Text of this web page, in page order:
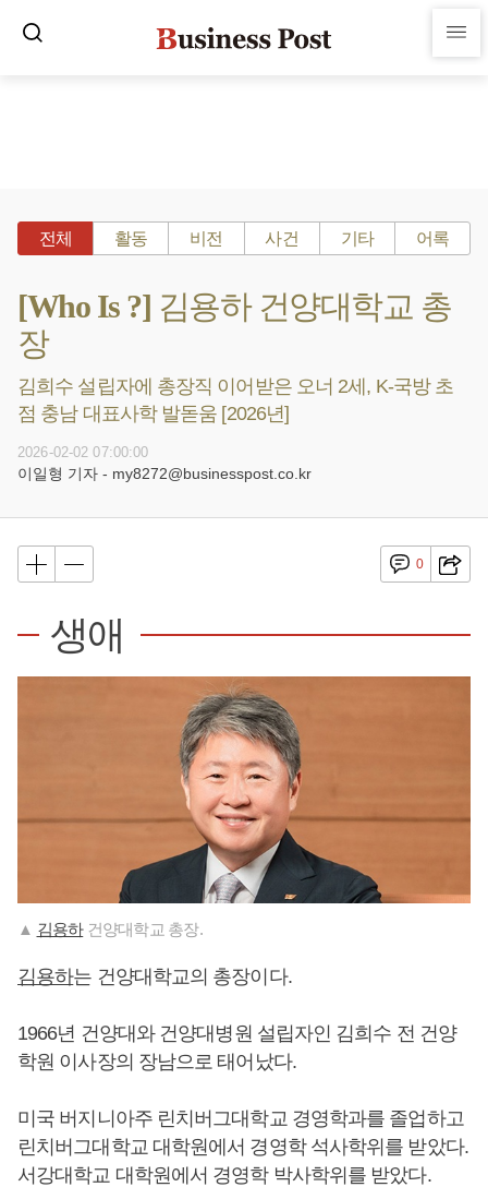
전체 활동 비전 사건 기타 어록
[Who Is ?] 김용하 건양대학교 총
장
김희수 설립자에 총장직 이어받은 오너 2세, K-국방 초
점 충남 대표사학 발돋움 [2026년]
2026-02-02 07:00:00
이일형 기자 - my8272@businesspost.co.kr
0
생애
▲ 김용하건양대학교 총장.
김용하는 건양대학교의 총장이다.
1966년 건양대와 건양대병원 설립자인 김희수 전 건양
학원 이사장의 장남으로 태어났다.
미국 버지니아주 린치버그대학교 경영학과를 졸업하고
린치버그대학교 대학원에서 경영학 석사학위를 받았다.
서강대학교 대학원에서 경영학 박사학위를 받았다.